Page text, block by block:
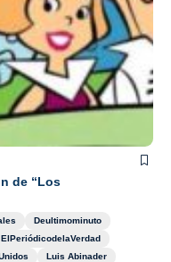
de “Los
Deultimominuto
ElPeriódicodelaVerdad
Luis Abinader